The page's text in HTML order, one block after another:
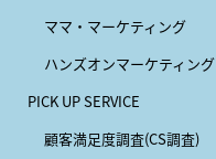
ママ・マーケティング
ハンズオンマーケティング
PICK UP SERVICE
顧客満足度調査(CS調査)